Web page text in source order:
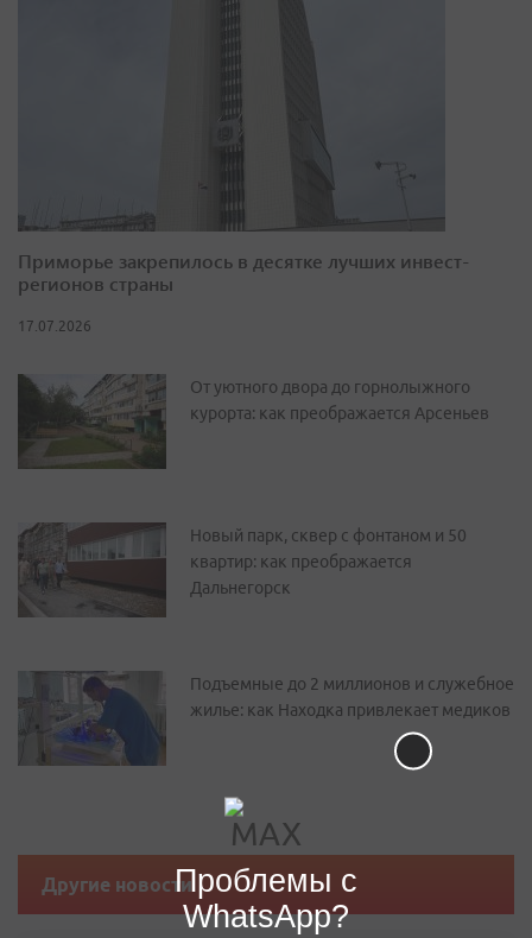
Приморье закрепилось в десятке лучших инвест-
регионов страны
17.07.2026
От уютного двора до горнолыжного
курорта: как преображается Арсеньев
Новый парк, сквер с фонтаном и 50
квартир: как преображается
Дальнегорск
Подъемные до 2 миллионов и служебное
жилье: как Находка привлекает медиков
Другие новостиПроблемы с
WhatsApp?